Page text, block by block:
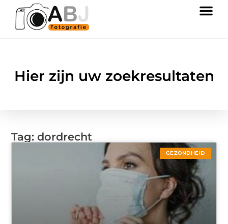
Hier zijn uw zoekresultaten
Tag: dordrecht
GEZONDHEID